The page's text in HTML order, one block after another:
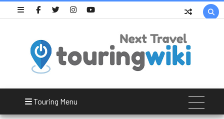

Touring Menu
Children's Grand Park